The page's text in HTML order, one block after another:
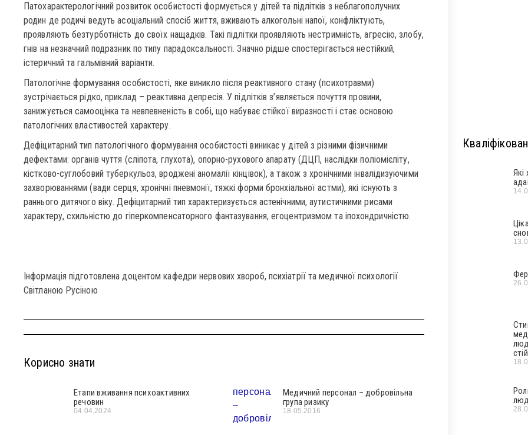
Патохарактерологічний розвиток особистості формується у дітей та підлітків з неблагополучних
родин де родичі ведуть асоціальний спосіб життя, вживають алкогольні напої, конфліктують,
проявляють безтурботність до своїх нащадків. Такі підлітки проявляють нестримність, агресію, злобу,
гнів на незначний подразник по типу парадоксальності. Значно рідше спостерігається нестійкий,
істеричний та гальмівний варіанти.
Патологічне формування особистості, яке виникло після реактивного стану (психотравми)
зустрічається рідко, приклад – реактивна депресія. У підлітків з’являється почуття провини,
занижується самооцінка та невпевненість в собі, що набуває стійкої виразності і стає основою
патологічних властивостей характеру.
Дефіцитарний тип патологічного формування особистості виникає у дітей з різними фізичними
дефектами: органів чуття (сліпота, глухота), опорно-рухового апарату (ДЦП, наслідки поліомієліту,
кістково-суглобовий туберкульоз, вроджені аномалії кінцівок), а також з хронічними інвалідизуючими
захворюваннями (вади серця, хронічні пневмонії, тяжкі форми бронхіальної астми), які існують з
раннього дитячого віку. Дефіцитарний тип характеризується астенічними, аутистичними рисами
характеру, схильністю до гіперкомпенсаторного фантазування, егоцентризмом та іпохондричністю.
Інформація підготовлена доцентом кафедри нервових хвороб, психіатрії та медичної психології
Світланою Русіною
Корисно знати
Етапи вживання психоактивних
речовин
04.04.2024
Медичний персонал – добровільна
група ризику
18.05.2016
Які